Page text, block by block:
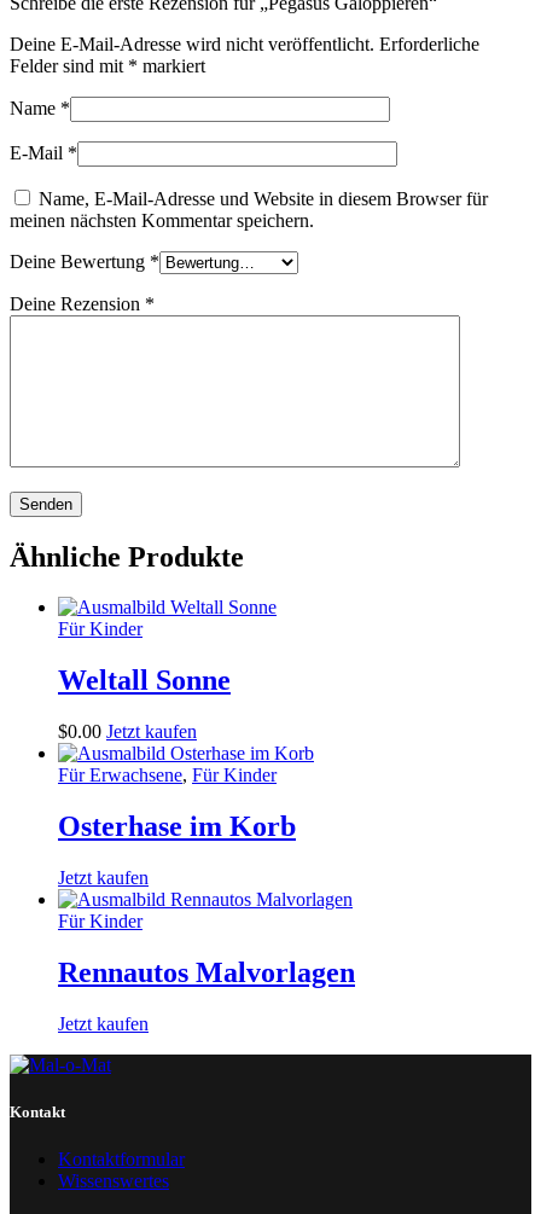
Deine E-Mail-Adresse wird nicht veröffentlicht. Erforderliche
Felder sind mit * markiert
Name *
E-Mail *
Name, E-Mail-Adresse und Website in diesem Browser für
meinen nächsten Kommentar speichern.
Deine Bewertung *
Deine Rezension *
Ähnliche Produkte
Für Kinder
Weltall Sonne
$0.00 Jetzt kaufen
Für Erwachsene, Für Kinder
Osterhase im Korb
Jetzt kaufen
Für Kinder
Rennautos Malvorlagen
Jetzt kaufen
Kontakt
Kontaktformular
Wissenswertes